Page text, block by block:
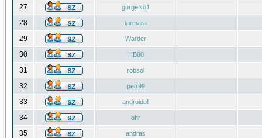
27 gorgeNo1
28 tarmara
29 Warder
30 HB80
31 robsol
32 petr99
33 androidoll
34 ohr
35 andras